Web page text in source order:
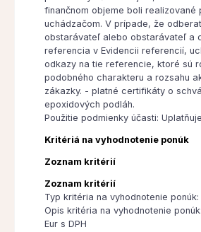
finančnom objeme boli realizované
uchádzačom. V prípade, že
obstarávateľ alebo obstarávateľ a
referencia v Evidencii referencií,
odkazy na tie referencie, ktoré sú
podobného charakteru a rozsahu
zákazky. - platné certifikáty o
epoxidových podláh.
Použitie podmienky účasti:
Kritériá na vyhodnotenie ponúk
Zoznam kritérií
Zoznam kritérií
Typ kritéria na vyhodnotenie ponúk:
Opis kritéria na vyhodnotenie
Eur s DPH